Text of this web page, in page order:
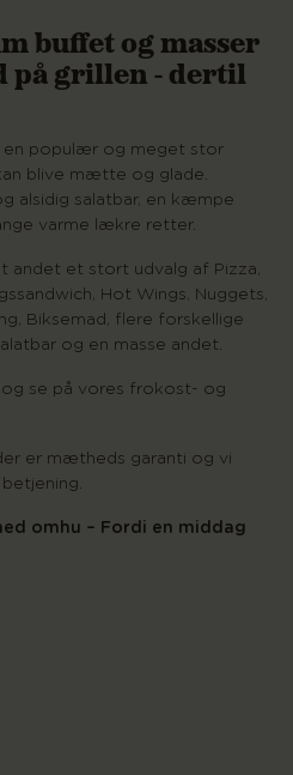
buffet og masser
på grillen - dertil
en populær og meget stor
blive mætte og glade.
alsidig salatbar, en kæmpe
varme lækre retter.
andet et stort udvalg af Pizza,
Hot Wings, Nuggets,
Biksemad, flere forskellige
og en masse andet.
og se på vores frokost- og
er mætheds garanti og vi
omhu – Fordi en middag